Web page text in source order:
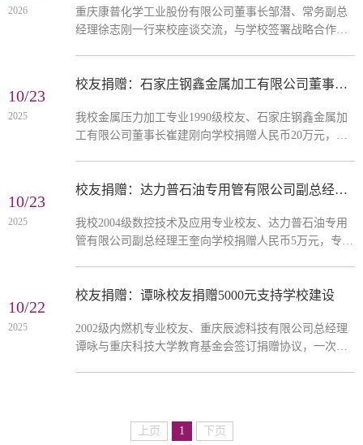
2026
重庆康普化学工业股份有限公司董事长邹潜、常务副总
经理徐志刚一行来校座谈交流，与学校签署战略合作协
10/23
2025
校友捐赠：石家庄钢鑫金属加工有限公司董事长崔建刚向学校捐赠人民币20万元
我校金属压力加工专业1990级校友、石家庄钢鑫金属加
工有限公司董事长崔建刚向学校捐赠人民币20万元，设
10/23
2025
校友捐赠：达力普石油专用管有限公司副总经理王奎向学校捐赠人民币5万元
我校2004级数控技术及应用专业校友、达力普石油专用
管有限公司副总经理王奎向学校捐赠人民币5万元，专项
10/22
2025
校友捐赠：谭咏校友捐赠5000元支持学校建设
2002级内燃机专业校友、重庆辰滤科技有限公司总经理
谭咏与重庆科技大学教育基金会签订捐赠协议，一次性
上页 1 下页